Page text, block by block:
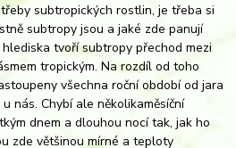
subtropických rostlin, je třeba si
subtropy jsou a jaké zde panují
tvoří subtropy přechod mezi
tropickým. Na rozdíl od toho
všechna roční období od jara
nás. Chybí ale několikaměsíční
dnem a dlouhou nocí tak, jak ho
zde většinou mírné a teploty